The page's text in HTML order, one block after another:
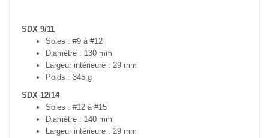
SDX 9/11
Soies : #9 à #12
Diamètre : 130 mm
Largeur intérieure : 29 mm
Poids : 345 g
SDX 12/14
Soies : #12 à #15
Diamètre : 140 mm
Largeur intérieure : 29 mm